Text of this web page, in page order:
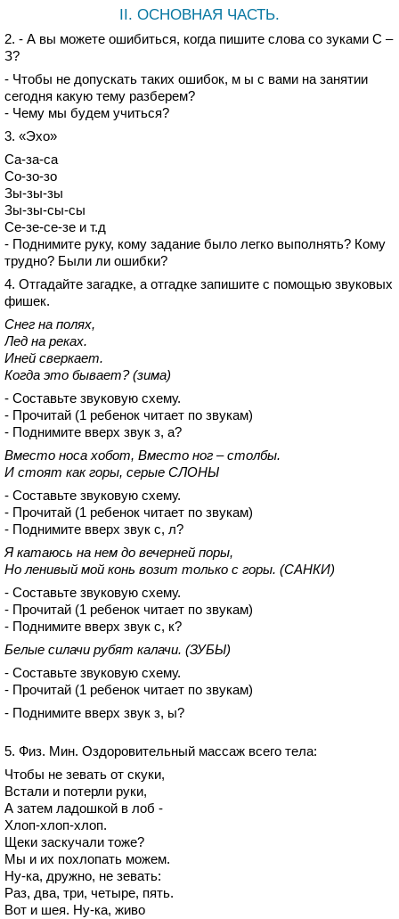
II. ОСНОВНАЯ ЧАСТЬ.
2. - А вы можете ошибиться, когда пишите слова со зуками С –
З?
- Чтобы не допускать таких ошибок, м ы с вами на занятии
сегодня какую тему разберем?
- Чему мы будем учиться?
3. «Эхо»
Са-за-са
Со-зо-зо
Зы-зы-зы
Зы-зы-сы-сы
Се-зе-се-зе и т.д
- Поднимите руку, кому задание было легко выполнять? Кому
трудно? Были ли ошибки?
4. Отгадайте загадке, а отгадке запишите с помощью звуковых
фишек.
Снег на полях,
Лед на реках.
Иней сверкает.
Когда это бывает? (зима)
- Составьте звуковую схему.
- Прочитай (1 ребенок читает по звукам)
- Поднимите вверх звук з, а?
Вместо носа хобот, Вместо ног – столбы.
И стоят как горы, серые СЛОНЫ
- Составьте звуковую схему.
- Прочитай (1 ребенок читает по звукам)
- Поднимите вверх звук с, л?
Я катаюсь на нем до вечерней поры,
Но ленивый мой конь возит только с горы. (САНКИ)
- Составьте звуковую схему.
- Прочитай (1 ребенок читает по звукам)
- Поднимите вверх звук с, к?
Белые силачи рубят калачи. (ЗУБЫ)
- Составьте звуковую схему.
- Прочитай (1 ребенок читает по звукам)
- Поднимите вверх звук з, ы?
5. Физ. Мин. Оздоровительный массаж всего тела:
Чтобы не зевать от скуки,
Встали и потерли руки,
А затем ладошкой в лоб -
Хлоп-хлоп-хлоп.
Щеки заскучали тоже?
Мы и их похлопать можем.
Ну-ка, дружно, не зевать:
Раз, два, три, четыре, пять.
Вот и шея. Ну-ка, живо